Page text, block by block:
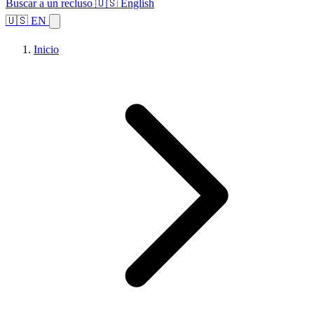
Buscar a un recluso 🇺🇸 English
🇺🇸 EN
Inicio